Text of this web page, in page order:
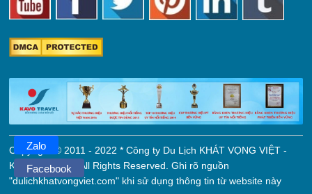
Copyright © 2011 - 2022 * Công ty Du Lịch KHÁT VỌNG VIỆT -
KAVO TRAVEL. All Rights Reserved. Ghi rõ nguồn
"dulichkhatvongviet.com" khi sử dụng thông tin từ website này
Zalo
Facebook